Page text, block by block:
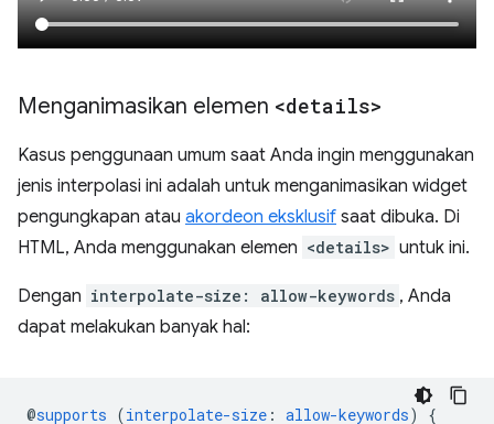
Menganimasikan elemen <details>
Kasus penggunaan umum saat Anda ingin menggunakan
jenis interpolasi ini adalah untuk menganimasikan widget
pengungkapan atau akordeon eksklusif saat dibuka. Di
HTML, Anda menggunakan elemen <details> untuk ini.
Dengan interpolate-size: allow-keywords , Anda
dapat melakukan banyak hal:
@supports (interpolate-size : allow-keywords) {